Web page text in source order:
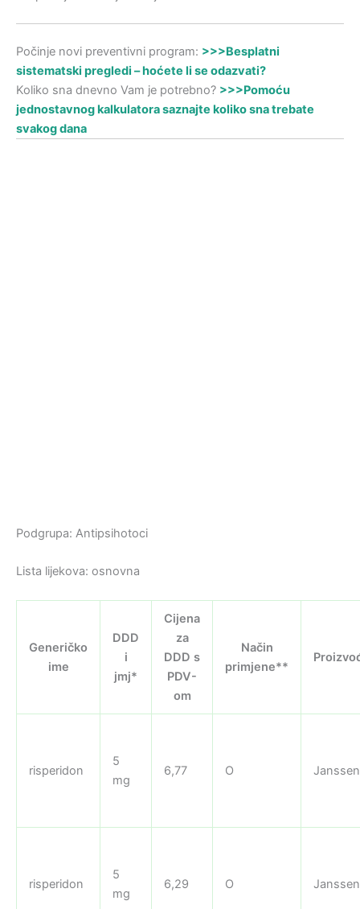
Počinje novi preventivni program: >>>Besplatni
sistematski pregledi – hoćete li se odazvati?
Koliko sna dnevno Vam je potrebno? >>>Pomoću
jednostavnog kalkulatora saznajte koliko sna trebate
svakog dana
Podgrupa: Antipsihotoci
Lista lijekova: osnovna
Generičko
ime
DDD
i
jmj*
Cijena
za
DDD s
PDV-
om
Način
primjene**
risperidon
5
mg
6,77 O Janssen
risperidon
5
mg
6,29 O Janssen